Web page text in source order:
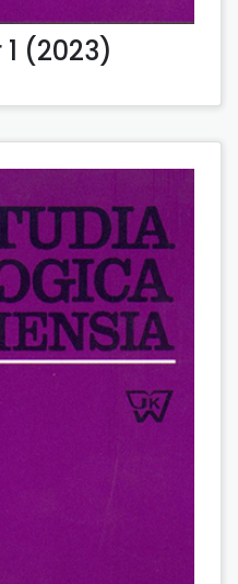
1 (2023)